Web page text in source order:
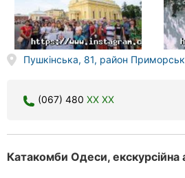
Одеса
Вінниця
Житомир
Тернопіль
Рівне
Пушкінська, 81, район
(067) 480 XX XX
Катакомби Одеси, екскурсійна